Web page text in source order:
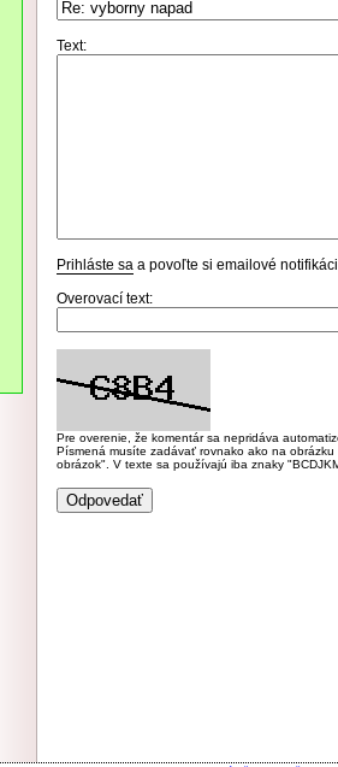
Text:
Prihláste sa a povoľte si emailové
Overovací text:
Pre overenie, že komentár sa nepridáva
Písmená musíte zadávať rovnako ako na
obrázok". V texte sa používajú iba znaky